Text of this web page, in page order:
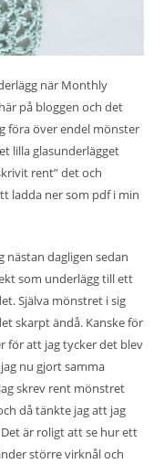
när Monthly
på bloggen och det
föra över endel mönster
lilla glasunderlägget
rent” det och
ladda ner som pdf i min
nästan dagligen sedan
som underlägg till ett
Själva mönstret i sig
skarpt ändå. Kanske för
för att jag tycker det blev
nu gjort samma
skrev rent mönstret
då tänkte jag att jag
är roligt att se hur ett
större virknål och